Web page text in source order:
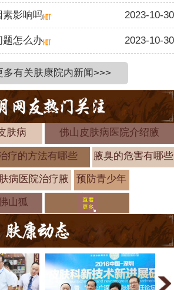
素影响吗 2023-10-30
题怎么办 2023-10-30
多有关肤康院内新闻>>>
肤病 佛山皮肤病医院介绍腋
疗的方法有哪些 腋臭的危害有哪些
病医院治疗腋
预防青少年
腋臭的有效
山狐